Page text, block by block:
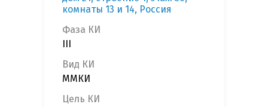
комнаты 13 и 14, Россия
Фаза КИ
Вид КИ
ММКИ
Цель КИ